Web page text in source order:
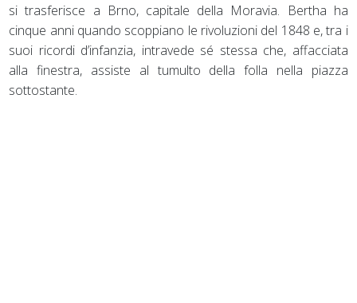
si trasferisce a Brno, capitale della Moravia. Bertha ha
cinque anni quando scoppiano le rivoluzioni del 1848 e, tra i
suoi ricordi d’infanzia, intravede sé stessa che, affacciata
alla finestra, assiste al tumulto della folla nella piazza
sottostante.